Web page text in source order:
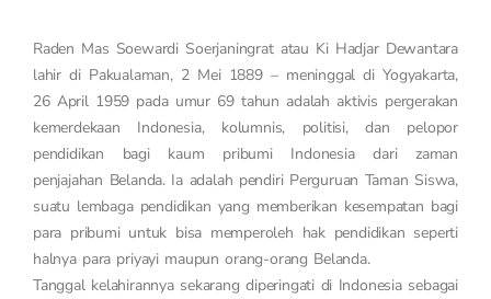
Raden Mas Soewardi Soerjaningrat atau Ki Hadjar Dewantara
lahir di Pakualaman, 2 Mei 1889 – meninggal di Yogyakarta,
26 April 1959 pada umur 69 tahun adalah aktivis pergerakan
kemerdekaan Indonesia, kolumnis, politisi, dan pelopor
pendidikan bagi kaum pribumi Indonesia dari zaman
penjajahan Belanda. Ia adalah pendiri Perguruan Taman Siswa,
suatu lembaga pendidikan yang memberikan kesempatan bagi
para pribumi untuk bisa memperoleh hak pendidikan seperti
halnya para priyayi maupun orang-orang Belanda.
Tanggal kelahirannya sekarang diperingati di Indonesia sebagai